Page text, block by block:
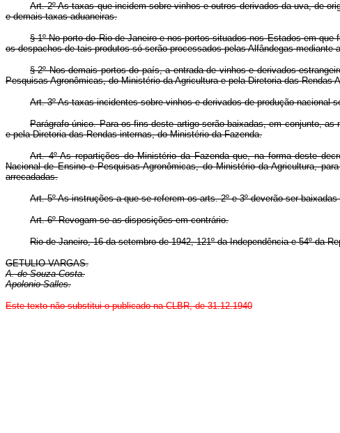
Art.2º As taxas que incidem sobre vinhos e outros derivados da uva, de
e demais taxas aduaneiras.
§ 1º No porto do Rio de Janeiro e nos portos situados nos Estados em
os despachos de tais produtos só serão processados pelas Alfândegas
§ 2º Nos demais portos do país, a entrada de vinhos e derivados
Pesquisas Agronômicas, do Ministério da Agricultura e pela Diretoria das Rendas
Art.3º As taxas incidentes sobre vinhos e derivados de produção nacional
Parágrafo único. Para os fins deste artigo serão baixadas, em conjunto,
e pela Diretoria das Rendas internas, do Ministério da Fazenda.
Art.4º As repartições do Ministério da Fazenda que, na forma deste
Nacional de Ensino e Pesquisas Agronômicas, do Ministério da Agricultura,
arrecadadas.
Art.5º As instruções a que se referem os arts. 2º e 3º deverão ser
Art.6º Revogam-se as disposições em contrário.
Rio de Janeiro, 16 da setembro de 1942, 121º da Independência e 54º da
GETULIO VARGAS.
A. de Souza Costa.
Apolonio Salles.
Este texto não substitui o publicado na CLBR, de 31.12.1940